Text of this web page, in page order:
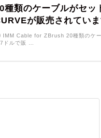
種類のケーブルがセッ
が販売されてい
IMM Cable for ZBrush 20種類のケ
ドルで販 …